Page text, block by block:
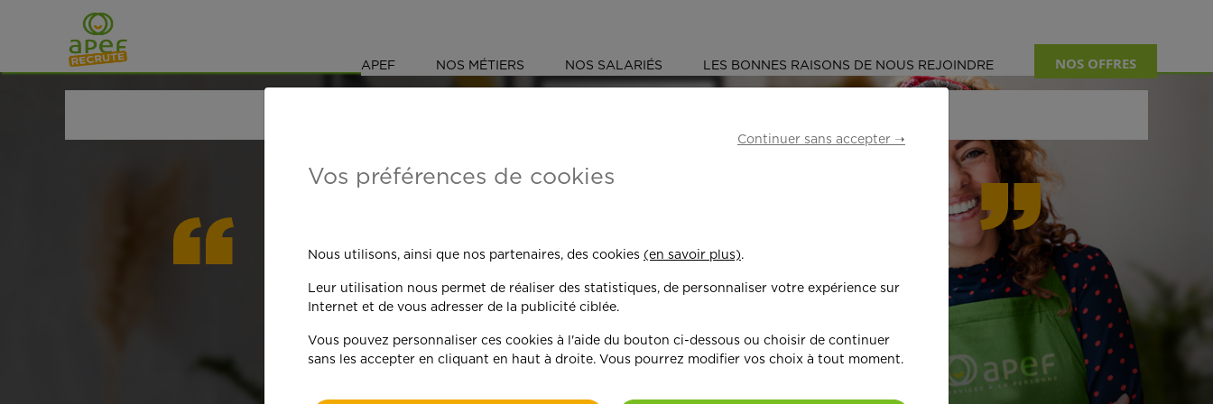
Navigation
Saut au contenu
APEF NOS MÉTIERS NOS SALARIÉS LES BONNES RAISONS DE NOUS REJOINDRE NOS OFFRES
On est toujours plus performant
quand on y met du cœur !
Continuer sans accepter ➝
Vos préférences de cookies
Nous utilisons, ainsi que nos partenaires, des cookies (en savoir plus).
Leur utilisation nous permet de réaliser des statistiques, de personnaliser votre expérience sur
Internet et de vous adresser de la publicité ciblée.
Vous pouvez personnaliser ces cookies à l'aide du bouton ci-dessous ou choisir de continuer
sans les accepter en cliquant en haut à droite. Vous pourrez modifier vos choix à tout moment.